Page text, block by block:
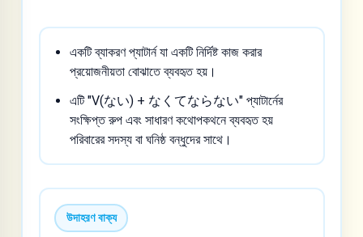
একটি ব্যাকরণ প্যাটার্ন যা একটি নির্দিষ্ট কাজ করার
প্রয়োজনীয়তা বোঝাতে ব্যবহৃত হয়।
এটি "V(ない) + なくてならない" প্যাটার্নের
সংক্ষিপ্ত রুপ এবং সাধারণ কথোপকথনে ব্যবহৃত হয়
পরিবারের সদস্য বা ঘনিষ্ঠ বন্ধুদের সাথে।
উদাহরণ বাক্য